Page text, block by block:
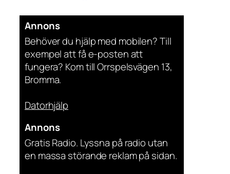
Annons
Behöver du hjälp med mobilen? Till
exempel att få e-posten att
fungera? Kom till Orrspelsvägen 13,
Bromma.
Datorhjälp
Annons
Gratis Radio. Lyssna på radio utan
en massa störande reklam på sidan.